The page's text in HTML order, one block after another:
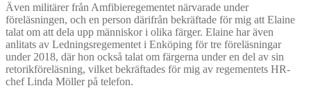
Även militärer från Amfibieregementet närvarade under
föreläsningen, och en person därifrån bekräftade för mig att Elaine
talat om att dela upp människor i olika färger. Elaine har även
anlitats av Ledningsregementet i Enköping för tre föreläsningar
under 2018, där hon också talat om färgerna under en del av sin
retorikföreläsning, vilket bekräftades för mig av regementets HR-
chef Linda Möller på telefon.